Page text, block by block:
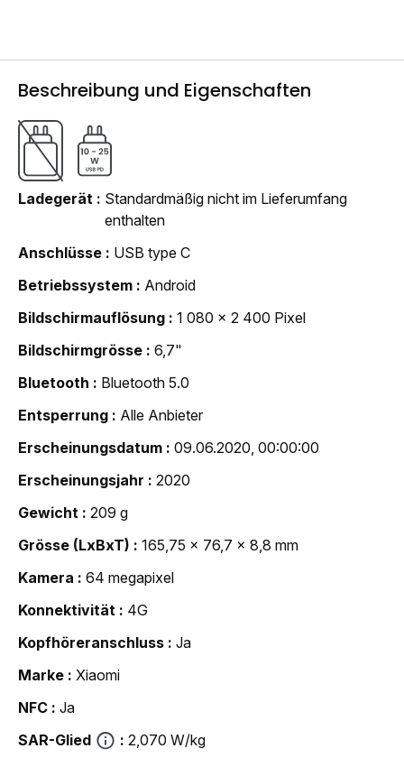
Beschreibung und Eigenschaften
Ladegerät
Standardmäßig nicht im Lieferumfang
enthalten
Anschlüsse
USB type C
Betriebssystem
Android
Bildschirmauflösung
1 080 x 2 400 Pixel
Bildschirmgrösse
6,7"
Bluetooth
Bluetooth 5.0
Entsperrung
Alle Anbieter
Erscheinungsdatum
09.06.2020, 00:00:00
Erscheinungsjahr
2020
Gewicht
209 g
Grösse (LxBxT)
165,75 x 76,7 x 8,8 mm
Kamera
64 megapixel
Konnektivität
4G
Kopfhöreranschluss
Ja
Marke
Xiaomi
NFC
Ja
SAR-Glied
2,070 W/kg